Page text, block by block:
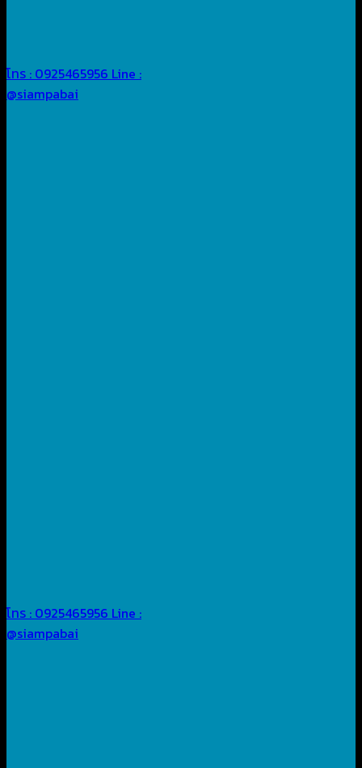
โทร : 0925465956 Line :
@siampabai
โทร : 0925465956 Line :
@siampabai